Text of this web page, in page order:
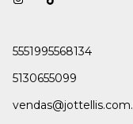
5551995568134
5130655099